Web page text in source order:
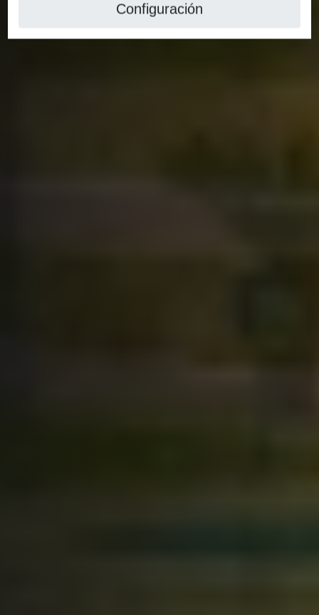
Configuración